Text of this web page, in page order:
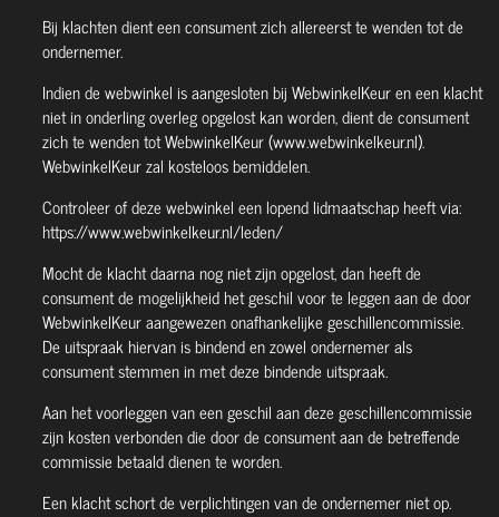
Bij klachten dient een consument zich allereerst te wenden tot de
ondernemer.
Indien de webwinkel is aangesloten bij WebwinkelKeur en een klacht
niet in onderling overleg opgelost kan worden, dient de consument
zich te wenden tot WebwinkelKeur (www.webwinkelkeur.nl).
WebwinkelKeur zal kosteloos bemiddelen.
Controleer of deze webwinkel een lopend lidmaatschap heeft via:
https://www.webwinkelkeur.nl/leden/
Mocht de klacht daarna nog niet zijn opgelost, dan heeft de
consument de mogelijkheid het geschil voor te leggen aan de door
WebwinkelKeur aangewezen onafhankelijke geschillencommissie.
De uitspraak hiervan is bindend en zowel ondernemer als
consument stemmen in met deze bindende uitspraak.
Aan het voorleggen van een geschil aan deze geschillencommissie
zijn kosten verbonden die door de consument aan de betreffende
commissie betaald dienen te worden.
Een klacht schort de verplichtingen van de ondernemer niet op.